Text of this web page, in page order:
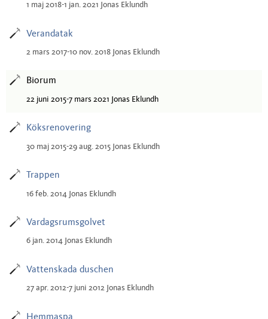
1 maj 2018-1 jan. 2021 Jonas Eklundh
Verandatak
2 mars 2017-10 nov. 2018 Jonas Eklundh
Biorum
22 juni 2015-7 mars 2021 Jonas Eklundh
Köksrenovering
30 maj 2015-29 aug. 2015 Jonas Eklundh
Trappen
16 feb. 2014 Jonas Eklundh
Vardagsrumsgolvet
6 jan. 2014 Jonas Eklundh
Vattenskada duschen
27 apr. 2012-7 juni 2012 Jonas Eklundh
Hemmaspa